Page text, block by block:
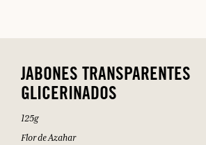
JABONES TRANSPARENTES
GLICERINADOS
125g
Flor de Azahar